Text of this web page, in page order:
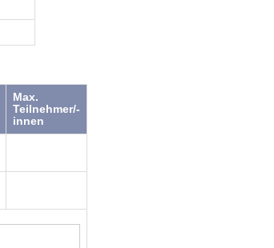
Max.
Teilnehmer/-
innen